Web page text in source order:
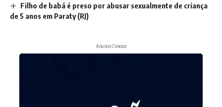
Filho de babá é preso por abusar sexualmente de criança
de 5 anos em Paraty (RJ)
Anuncie Conosco